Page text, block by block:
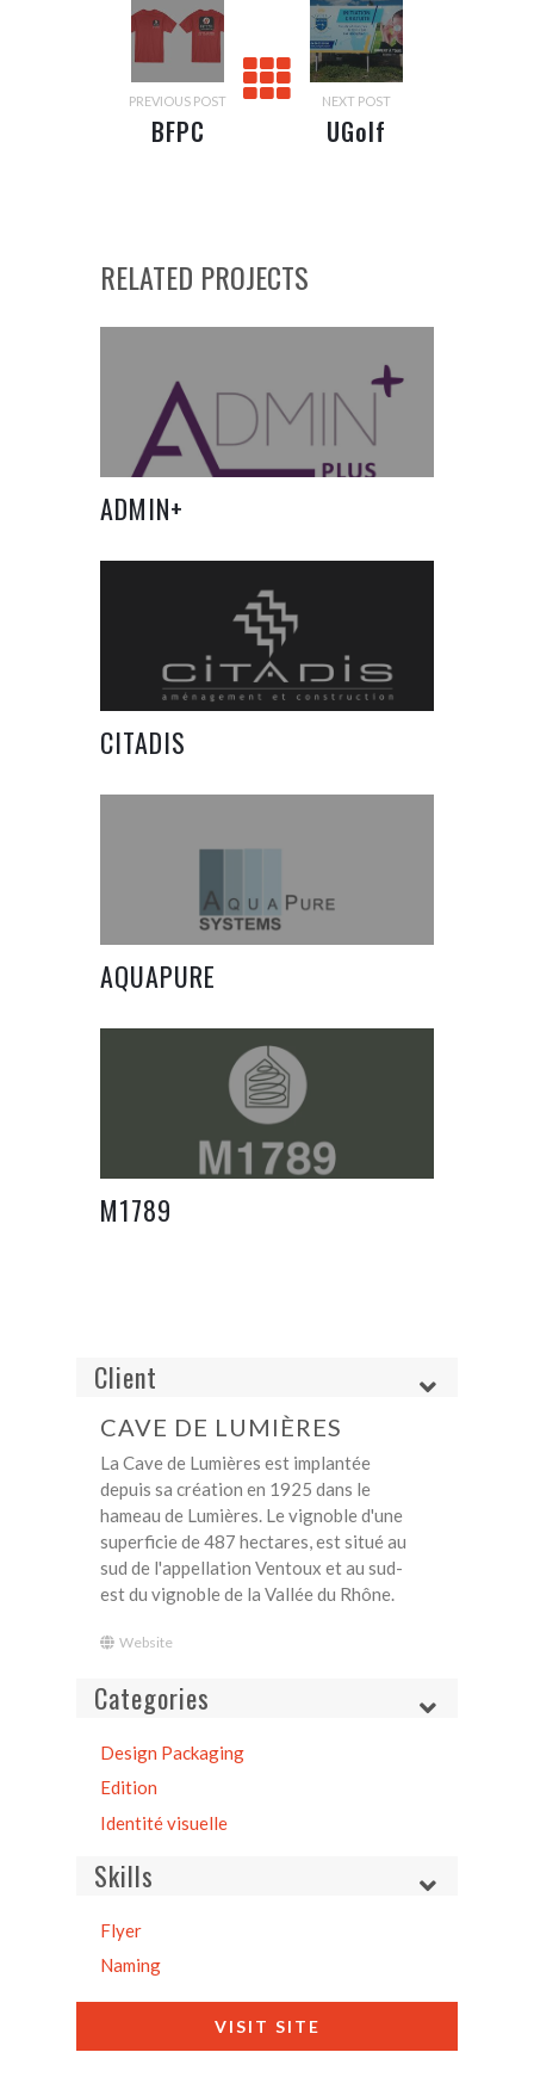
PREVIOUS POST
BFPC
NEXT POST
UGolf
RELATED PROJECTS
ADMIN+
CITADIS
AQUAPURE
M1789
Client
CAVE DE LUMIÈRES
La Cave de Lumières est implantée
depuis sa création en 1925 dans le
hameau de Lumières. Le vignoble d'une
superficie de 487 hectares, est situé au
sud de l'appellation Ventoux et au sud-
est du vignoble de la Vallée du Rhône.
Website
Categories
Design Packaging
Edition
Identité visuelle
Skills
Flyer
Naming
VISIT SITE